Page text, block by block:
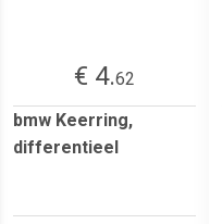
€ 4.62
bmw Keerring,
differentieel